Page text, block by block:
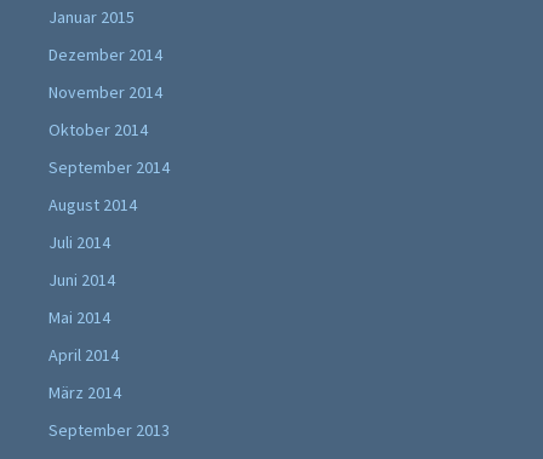
Januar 2015
Dezember 2014
November 2014
Oktober 2014
September 2014
August 2014
Juli 2014
Juni 2014
Mai 2014
April 2014
März 2014
September 2013